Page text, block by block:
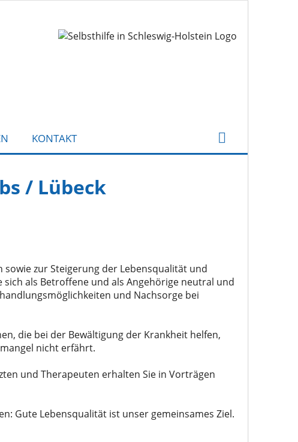
KONTAKT
/ Lübeck
zur Steigerung der Lebensqualität und
als Betroffene und als Angehörige neutral und
und Nachsorge bei
die bei der Bewältigung der Krankheit helfen,
nicht erfährt.
und Therapeuten erhalten Sie in Vorträgen